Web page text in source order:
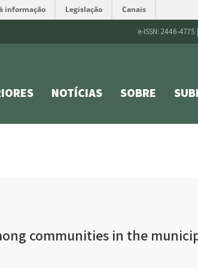
informação Legislação Canais
e-ISSN: 2446-4775
NOTÍCIAS SOBRE
communities in the